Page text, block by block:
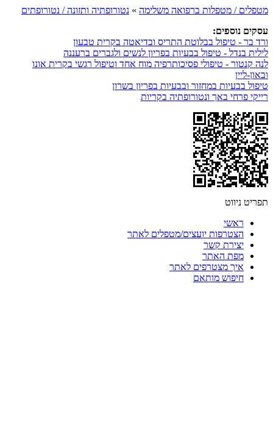
מטפלים / מטפלות ברפואה משלימה » נטורופתיה ותזונה / נטורופתים
עסקים נוספים:
ורד בר - טיפול בבלוטת התריס ובדיאטה בקרית טבעון
לילית בנדל - טיפול בבעיות בפריון לנשים ולגברים ברעננה
לנה קנטור - טיפולי פסיכותרפיה מוח אחד וטיפול רגשי בקרית אונו
ובאון-ליין
טיפול בבעיות במחזור ובבעיות בפריון בשרון
רייקי פרחי באך ונטורופתיה בקריות
תפריט ניווט
ראשי
הצטרפות יועצים/מטפלים לאתר
יצירת קשר
מפת האתר
איך מצטרפים לאתר
חיפוש מותאם